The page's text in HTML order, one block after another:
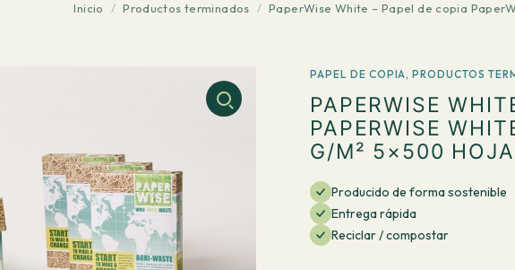
Inicio / Productos terminados / PaperWise White – Papel de copia
PAPEL DE COPIA,PRODUCTOS
PAPERWISE
PAPERWISE
G/M² 5×500
Producido de forma sostenible
Entrega rápida
Reciclar / compostar